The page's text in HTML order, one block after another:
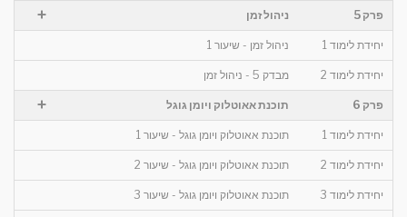
פרק 5 ניהול זמן +
יחידת לימוד 1 ניהול זמן - שיעור 1
יחידת לימוד 2 מבדק 5 - ניהול זמן
פרק 6 תוכנת אאוטלוק ויומן גוגל +
יחידת לימוד 1 תוכנת אאוטלוק ויומן גוגל - שיעור 1
יחידת לימוד 2 תוכנת אאוטלוק ויומן גוגל - שיעור 2
יחידת לימוד 3 תוכנת אאוטלוק ויומן גוגל - שיעור 3